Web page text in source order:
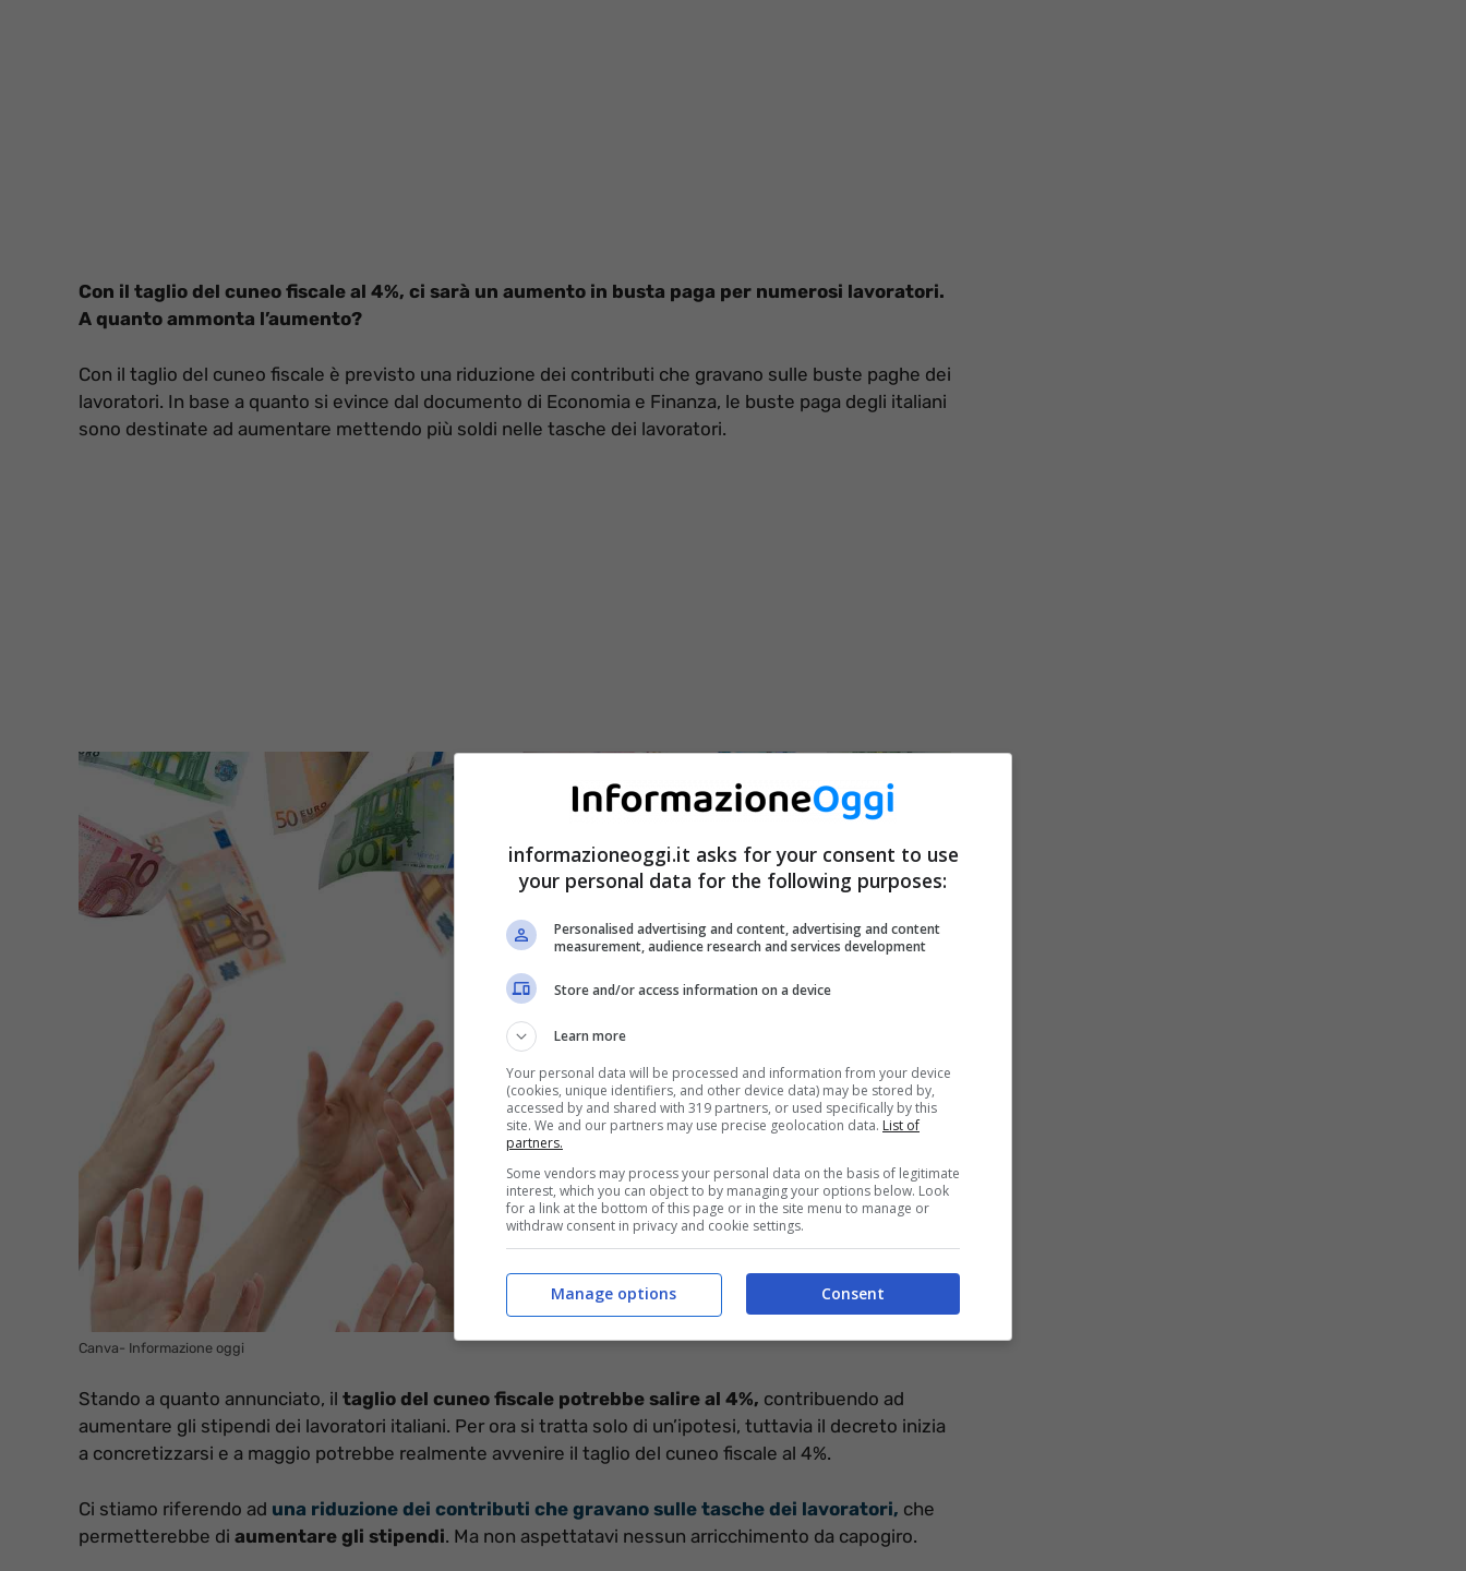
Con il taglio del cuneo fiscale al 4%, ci sarà un aumento in busta paga per numerosi lavoratori.
A quanto ammonta l’aumento?
Con il taglio del cuneo fiscale è previsto una riduzione dei contributi che gravano sulle buste paghe dei
lavoratori. In base a quanto si evince dal documento di Economia e Finanza, le buste paga degli italiani
sono destinate ad aumentare mettendo più soldi nelle tasche dei lavoratori.
Canva- Informazione oggi
Stando a quanto annunciato, il taglio del cuneo fiscale potrebbe salire al 4%, contribuendo ad
aumentare gli stipendi dei lavoratori italiani. Per ora si tratta solo di un’ipotesi, tuttavia il decreto inizia
a concretizzarsi e a maggio potrebbe realmente avvenire il taglio del cuneo fiscale al 4%.
Ci stiamo riferendo ad una riduzione dei contributi che gravano sulle tasche dei lavoratori, che
permetterebbe di aumentare gli stipendi. Ma non aspettatavi nessun arricchimento da capogiro.
informazioneoggi.it asks for your consent to use
your personal data for the following purposes:
Personalised advertising and content, advertising and content
measurement, audience research and services development
Store and/or access information on a device
Learn more
Your personal data will be processed and information from your device
(cookies, unique identifiers, and other device data) may be stored by,
accessed by and shared with 319 partners, or used specifically by this
site. We and our partners may use precise geolocation data. List of
partners.
Some vendors may process your personal data on the basis of legitimate
interest, which you can object to by managing your options below. Look
for a link at the bottom of this page or in the site menu to manage or
withdraw consent in privacy and cookie settings.
Consent
Manage options